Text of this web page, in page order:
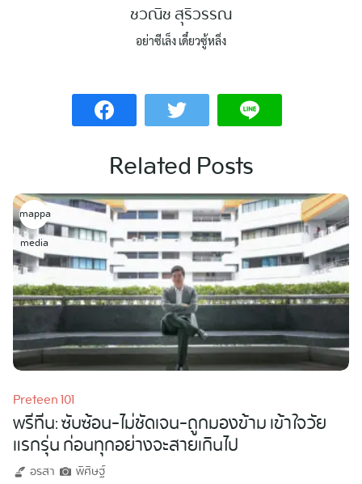
ชวณิช สุริวรรณ
อย่าซีเล็ง เดี๋ยวซู้หลิ่ง
Related Posts
mappa
media
Preteen 101
พรีทีน: ซับซ้อน-ไม่ชัดเจน-ถูกมองข้าม เข้าใจวัย
แรกรุ่น ก่อนทุกอย่างจะสายเกินไป
อรสา
พิศิษฐ์